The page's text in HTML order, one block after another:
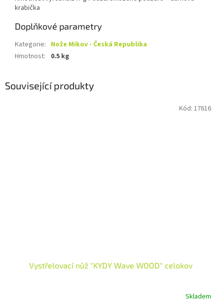
krabička
Doplňkové parametry
Kategorie: Nože Mikov - Česká Republika
Hmotnost: 0.5 kg
Související produkty
Vystřelovací nůž "KYDY Wave WOOD" celokov
Skladem
Kód: 17616